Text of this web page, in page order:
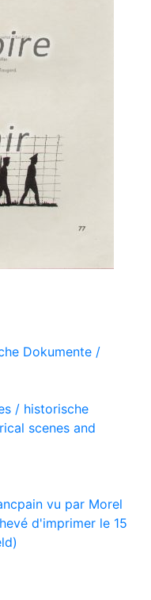
Dokumente /
/ historische
scenes and
vu par Morel
d'imprimer le 15